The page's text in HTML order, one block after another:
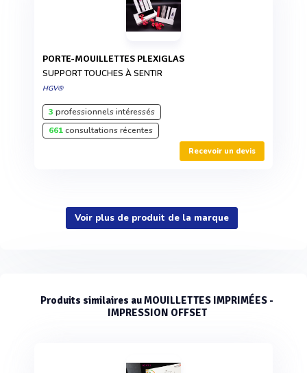
PORTE-MOUILLETTES PLEXIGLAS
SUPPORT TOUCHES À SENTIR
HGV®
3 professionnels intéressés
661consultations récentes
Recevoir un devis
Voir plus de produit de la marque
Produits similaires au MOUILLETTES IMPRIMÉES -
IMPRESSION OFFSET